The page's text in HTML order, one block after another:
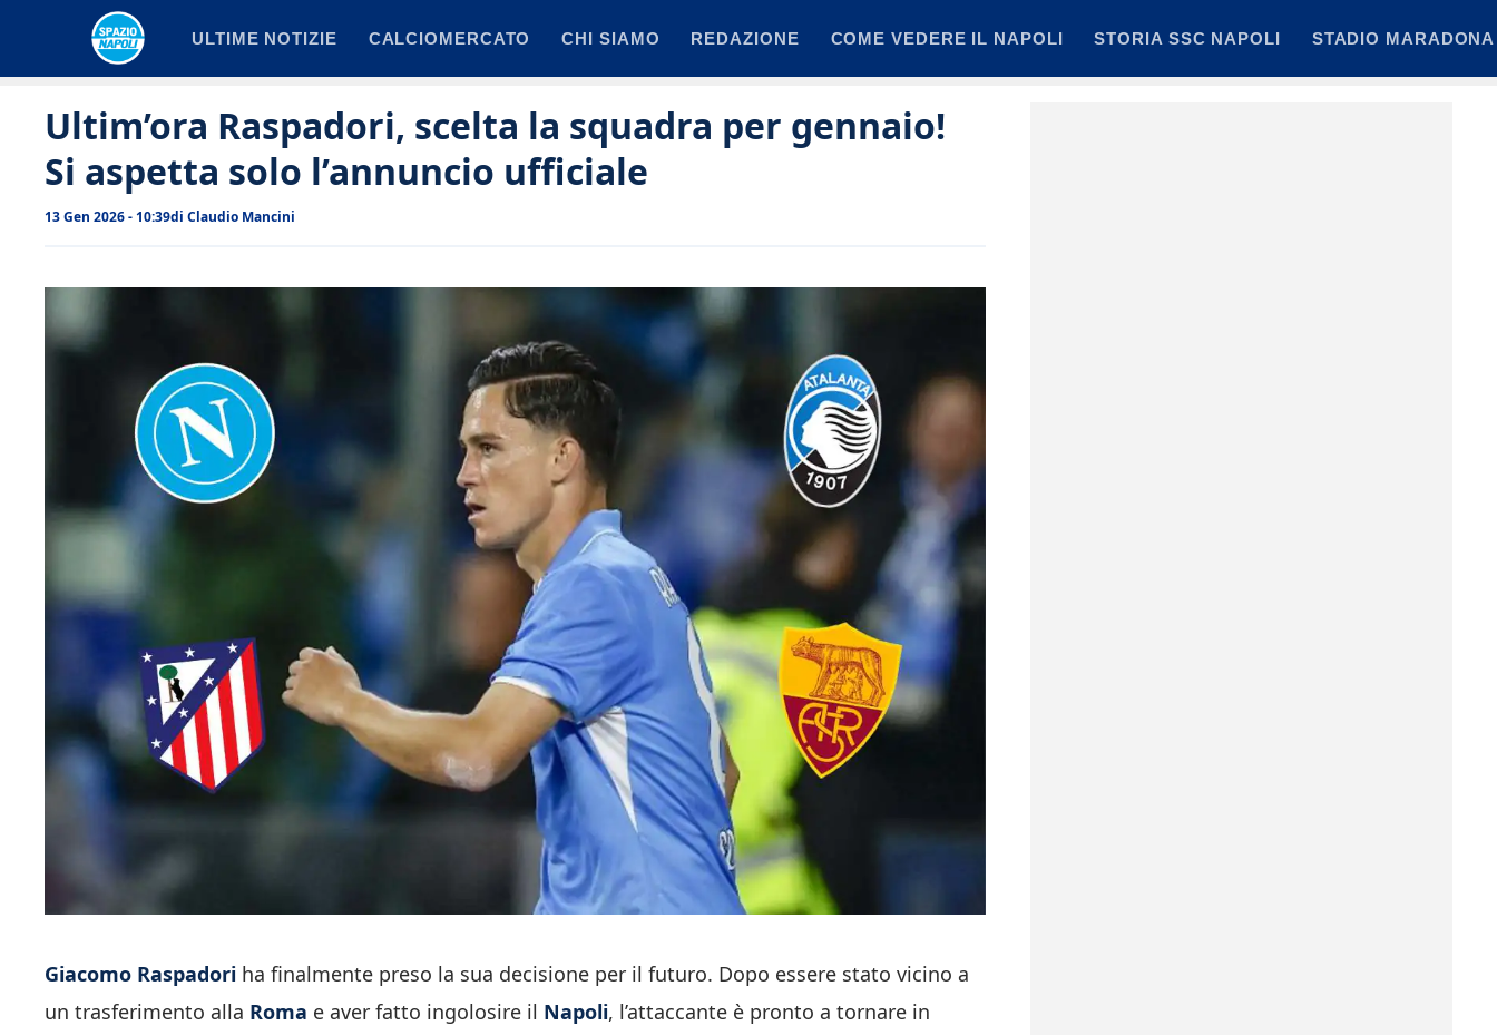
ULTIME NOTIZIE CALCIOMERCATO CHI SIAMO REDAZIONE COME VEDERE IL NAPOLI STORIA SSC NAPOLI STADIO MARADONA
Ultim’ora Raspadori, scelta la squadra per gennaio!
Si aspetta solo l’annuncio ufficiale
13 Gen 2026 - 10:39di Claudio Mancini
Giacomo Raspadori ha finalmente preso la sua decisione per il futuro. Dopo essere stato vicino a
un trasferimento alla Roma e aver fatto ingolosire il Napoli, l’attaccante è pronto a tornare in